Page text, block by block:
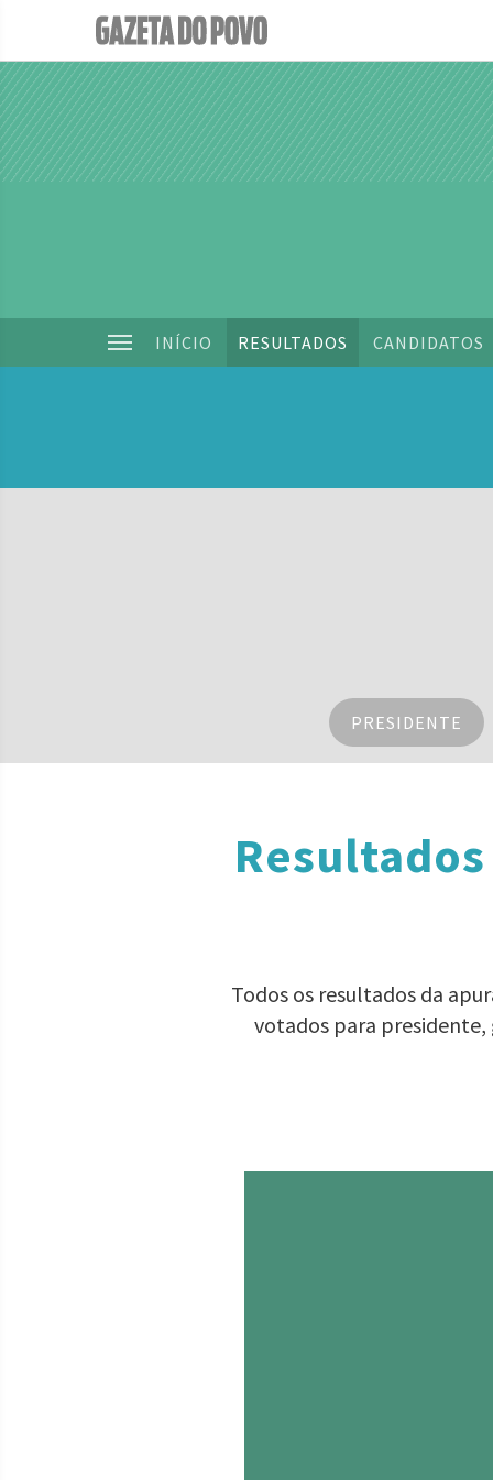
INÍCIO RESULTADOS CANDIDATOS
PRESIDENTE
Todos os resultados da
votados para